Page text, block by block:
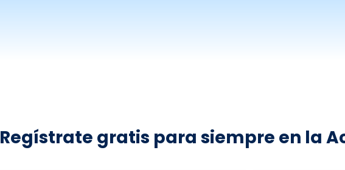
Regístrate gratis para siempre en la